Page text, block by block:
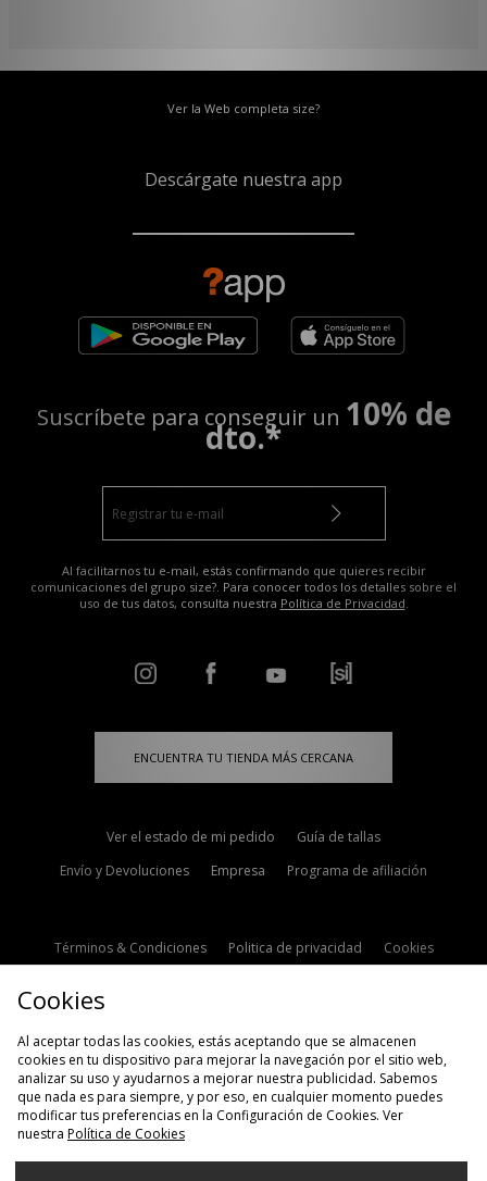
Ver la Web completa size?
Descárgate nuestra app
Suscríbete para conseguir un 10% de
dto.*
Al facilitarnos tu e-mail, estás confirmando que quieres recibir
comunicaciones del grupo size?. Para conocer todos los detalles sobre el
uso de tus datos, consulta nuestra Política de Privacidad.
ENCUENTRA TU TIENDA MÁS CERCANA
Ver el estado de mi pedido
Guía de tallas
Envío y Devoluciones
Empresa Programa de afiliación
Términos & Condiciones Politica de privacidad
Cookies
Selecciona País
Cookies
Al aceptar todas las cookies, estás aceptando que se almacenen
cookies en tu dispositivo para mejorar la navegación por el sitio web,
analizar su uso y ayudarnos a mejorar nuestra publicidad. Sabemos
que nada es para siempre, y por eso, en cualquier momento puedes
modificar tus preferencias en la Configuración de Cookies. Ver
nuestra Política de Cookies